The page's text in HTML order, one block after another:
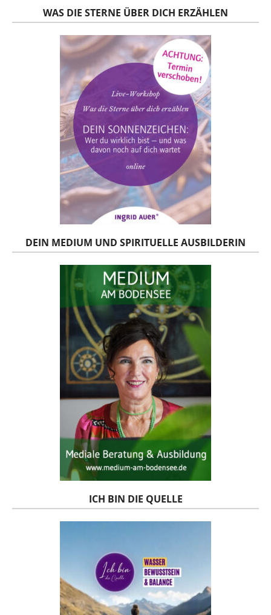
WAS DIE STERNE ÜBER DICH ERZÄHLEN
DEIN MEDIUM UND SPIRITUELLE AUSBILDERIN
ICH BIN DIE QUELLE